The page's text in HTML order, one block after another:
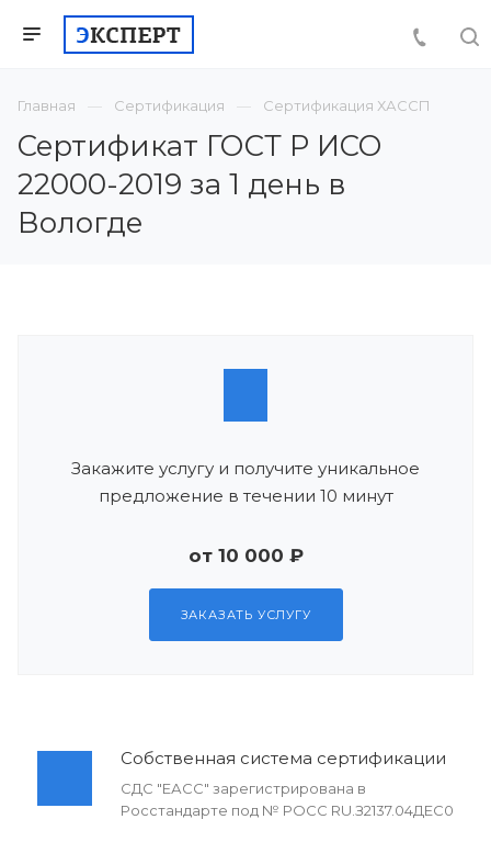
Главная Сертификация Сертификация ХАССП
Сертификат ГОСТ Р ИСО
22000-2019 за 1 день в
Вологде
Закажите услугу и получите уникальное
предложение в течении 10 минут
от 10 000 ₽
ЗАКАЗАТЬ УСЛУГУ
Собственная система сертификации
СДС "ЕАСС" зарегистрирована в
Росстандарте под № РОСС RU.З2137.04ДЕС0